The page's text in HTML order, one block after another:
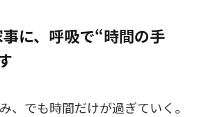
に、呼吸で“時間の手
、でも時間だけが過ぎていく。